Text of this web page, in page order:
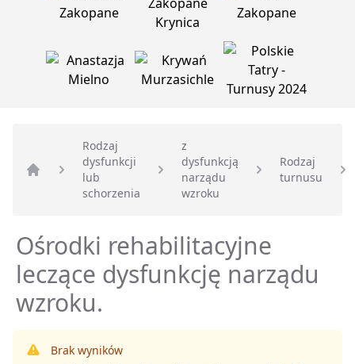
Strona główna
Rodzaj
dysfunkcji
lub
schorzenia
z
dysfunkcją
narządu
wzroku
Rodzaj
turnusu
Ośrodki rehabilitacyjne
leczące dysfunkcję narządu
wzroku.
Brak wyników